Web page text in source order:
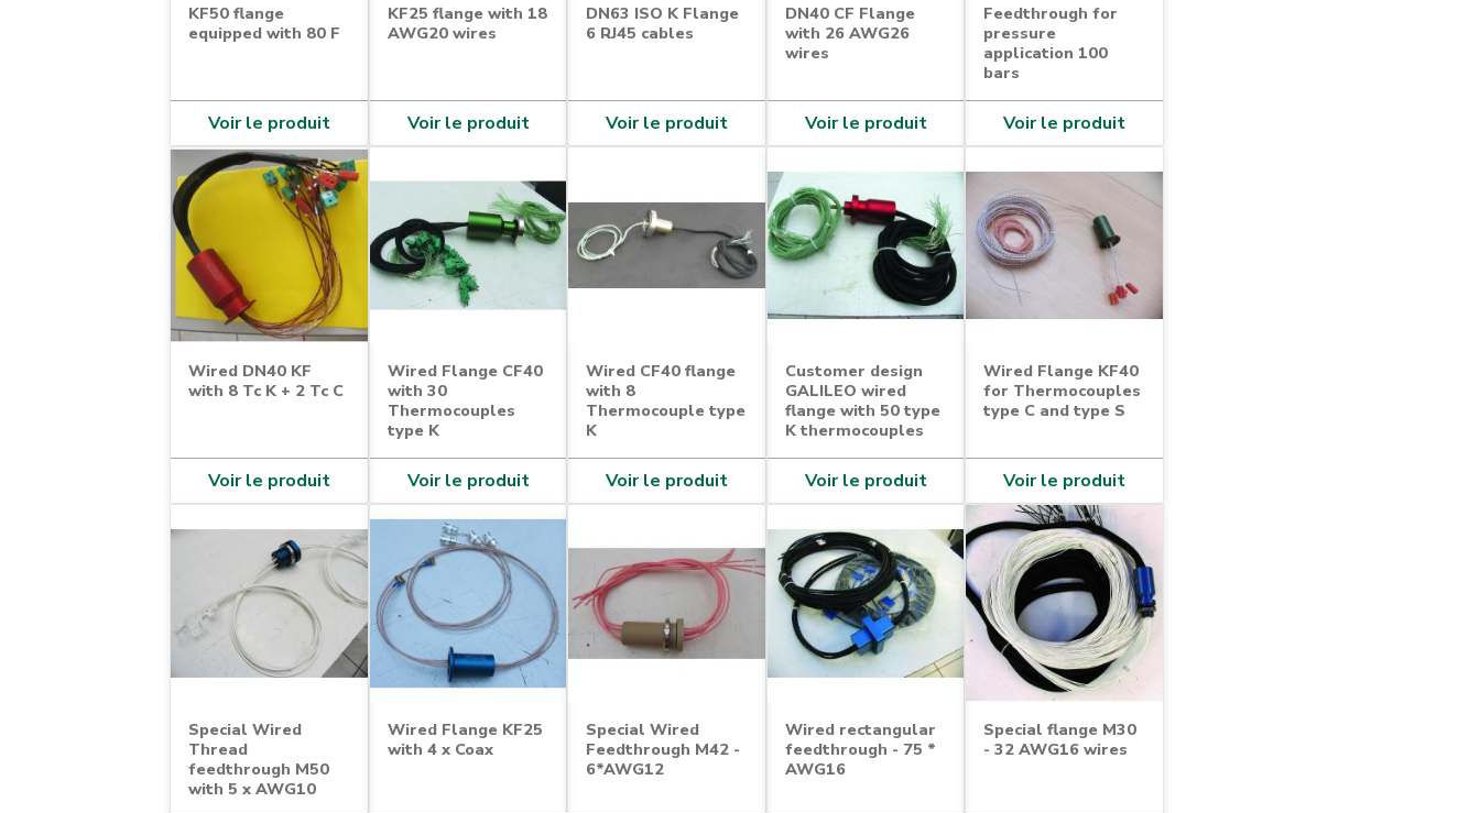
KF50 flange
equipped with 80 F
Voir le produit
KF25 flange with 18
AWG20 wires
Voir le produit
DN63 ISO K Flange
6 RJ45 cables
Voir le produit
DN40 CF Flange
with 26 AWG26
wires
Voir le produit
Feedthrough for
pressure
application 100
bars
Voir le produit
Wired DN40 KF
with 8 Tc K + 2 Tc C
Voir le produit
Wired Flange CF40
with 30
Thermocouples
type K
Voir le produit
Wired CF40 flange
with 8
Thermocouple type
K
Voir le produit
Customer design
GALILEO wired
flange with 50 type
K thermocouples
Voir le produit
Wired Flange KF40
for Thermocouples
type C and type S
Voir le produit
Special Wired
Thread
feedthrough M50
with 5 x AWG10
Wired Flange KF25
with 4 x Coax
Special Wired
Feedthrough M42 -
6*AWG12
Wired rectangular
feedthrough - 75 *
AWG16
Special flange M30
- 32 AWG16 wires